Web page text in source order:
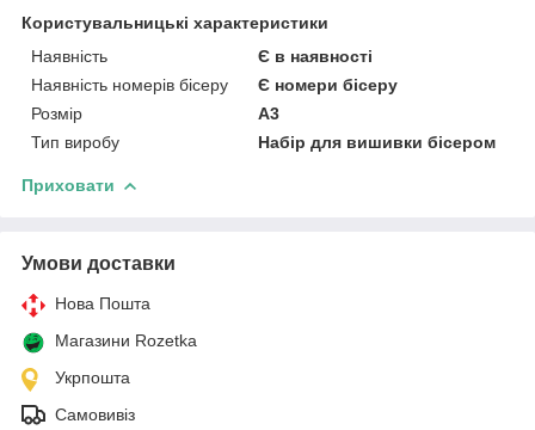
Користувальницькі характеристики
Наявність
Є в наявності
Наявність номерів бісеру
Є номери бісеру
Розмір
А3
Тип виробу
Набір для вишивки бісером
Приховати
Умови доставки
Нова Пошта
Магазини Rozetka
Укрпошта
Самовивіз